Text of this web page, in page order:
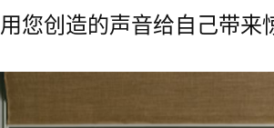
用您创造的声音给自己带来